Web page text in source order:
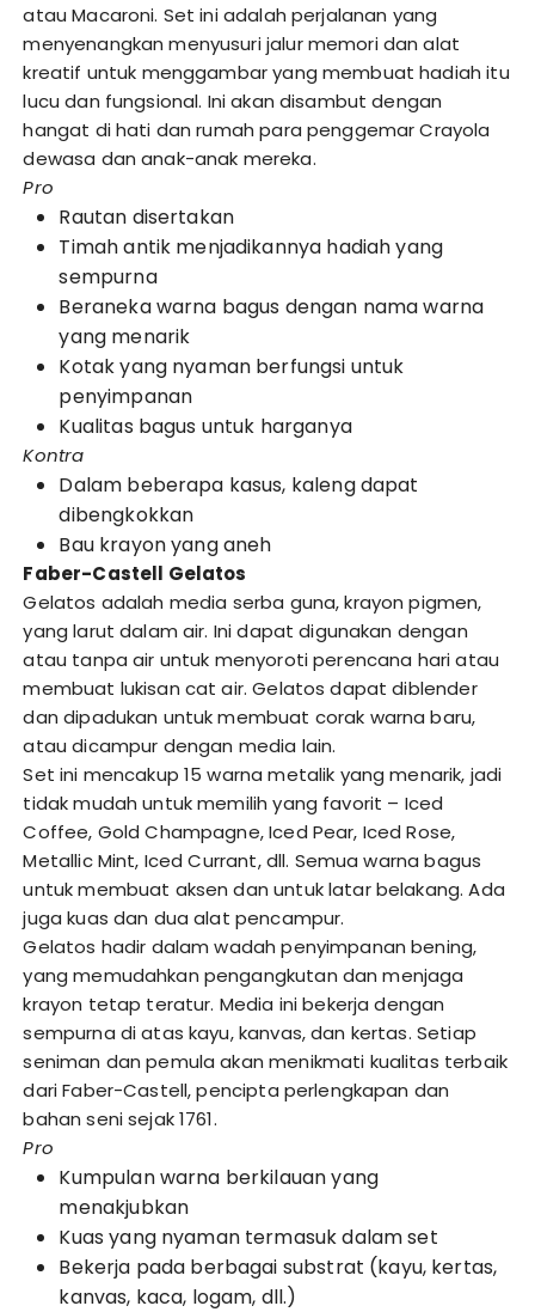
atau Macaroni. Set ini adalah perjalanan yang
menyenangkan menyusuri jalur memori dan alat
kreatif untuk menggambar yang membuat hadiah itu
lucu dan fungsional. Ini akan disambut dengan
hangat di hati dan rumah para penggemar Crayola
dewasa dan anak-anak mereka.
Pro
Rautan disertakan
Timah antik menjadikannya hadiah yang
sempurna
Beraneka warna bagus dengan nama warna
yang menarik
Kotak yang nyaman berfungsi untuk
penyimpanan
Kualitas bagus untuk harganya
Kontra
Dalam beberapa kasus, kaleng dapat
dibengkokkan
Bau krayon yang aneh
Faber-Castell Gelatos
Gelatos adalah media serba guna, krayon pigmen,
yang larut dalam air. Ini dapat digunakan dengan
atau tanpa air untuk menyoroti perencana hari atau
membuat lukisan cat air. Gelatos dapat diblender
dan dipadukan untuk membuat corak warna baru,
atau dicampur dengan media lain.
Set ini mencakup 15 warna metalik yang menarik, jadi
tidak mudah untuk memilih yang favorit – Iced
Coffee, Gold Champagne, Iced Pear, Iced Rose,
Metallic Mint, Iced Currant, dll. Semua warna bagus
untuk membuat aksen dan untuk latar belakang. Ada
juga kuas dan dua alat pencampur.
Gelatos hadir dalam wadah penyimpanan bening,
yang memudahkan pengangkutan dan menjaga
krayon tetap teratur. Media ini bekerja dengan
sempurna di atas kayu, kanvas, dan kertas. Setiap
seniman dan pemula akan menikmati kualitas terbaik
dari Faber-Castell, pencipta perlengkapan dan
bahan seni sejak 1761.
Pro
Kumpulan warna berkilauan yang
menakjubkan
Kuas yang nyaman termasuk dalam set
Bekerja pada berbagai substrat (kayu, kertas,
kanvas, kaca, logam, dll.)